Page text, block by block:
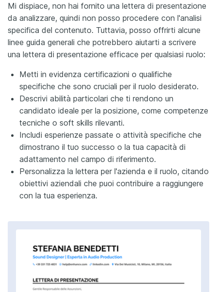
Mi dispiace, non hai fornito una lettera di presentazione
da analizzare, quindi non posso procedere con l'analisi
specifica del contenuto. Tuttavia, posso offrirti alcune
linee guida generali che potrebbero aiutarti a scrivere
una lettera di presentazione efficace per qualsiasi ruolo:
Metti in evidenza certificazioni o qualifiche
specifiche che sono cruciali per il ruolo desiderato.
Descrivi abilità particolari che ti rendono un
candidato ideale per la posizione, come competenze
tecniche o soft skills rilevanti.
Includi esperienze passate o attività specifiche che
dimostrano il tuo successo o la tua capacità di
adattamento nel campo di riferimento.
Personalizza la lettera per l'azienda e il ruolo, citando
obiettivi aziendali che puoi contribuire a raggiungere
con la tua esperienza.